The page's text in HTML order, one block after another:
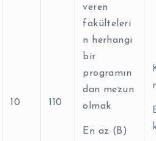
10 110
veren
fakülteleri
n herhangi
bir
programın
dan mezun
olmak
En az (B)